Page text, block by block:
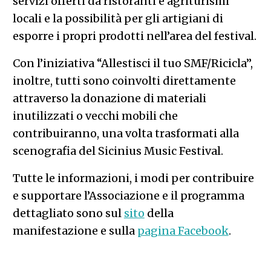
locali e la possibilità per gli artigiani di
esporre i propri prodotti nell’area del festival.
Con l’iniziativa “Allestisci il tuo SMF/Ricicla”,
inoltre, tutti sono coinvolti direttamente
attraverso la donazione di materiali
inutilizzati o vecchi mobili che
contribuiranno, una volta trasformati alla
scenografia del Sicinius Music Festival.
Tutte le informazioni, i modi per contribuire
e supportare l’Associazione e il programma
dettagliato sono sul sito della
manifestazione e sulla pagina Facebook.